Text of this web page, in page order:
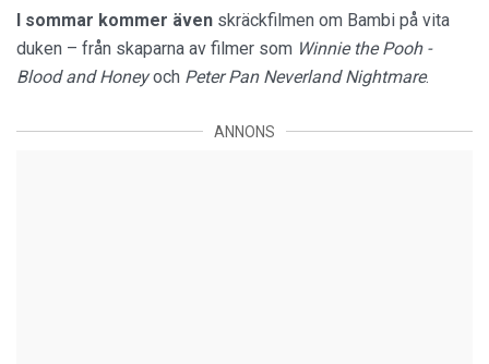
I sommar kommer även skräckfilmen om Bambi på vita
duken – från skaparna av filmer som Winnie the Pooh -
Blood and Honeyoch Peter Pan Neverland Nightmare.
ANNONS